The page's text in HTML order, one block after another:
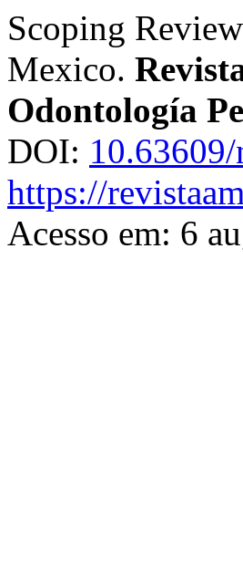
Scoping
Mexico.
Odontología
DOI:
https://
Acesso em: 6